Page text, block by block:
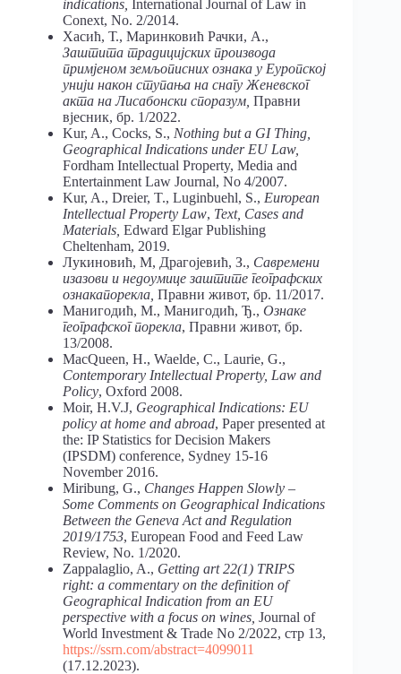
indications, International Journal of Law in
Conext, No. 2/2014.
Хасић, Т., Маринковић Рачки, А.,
Заштита традицијских производа
примјеном земљописних ознака у Еуропској
унији након ступања на снагу Женевског
акта на Лисабонски споразум, Правни
вјесник, бр. 1/2022.
Kur, A., Cocks, S., Nothing but a GI Thing,
Geographical Indications under EU Law,
Fordham Intellectual Property, Media and
Entertainment Law Journal, No 4/2007.
Kur, A., Dreier, T., Luginbuehl, S., European
Intellectual Property Law, Text, Cases and
Materials, Edward Elgar Publishing
Cheltenham, 2019.
Лукиновић, М, Драгојевић, З., Савремени
изазови и недоумице заштите географских
ознакапорекла, Правни живот, бр. 11/2017.
Манигодић, М., Манигодић, Ђ., Ознаке
географског порекла, Правни живот, бр.
13/2008.
MacQueen, H., Waelde, C., Laurie, G.,
Contemporary Intellectual Property, Law and
Policy, Oxford 2008.
Moir, H.V.J, Geographical Indications: EU
policy at home and abroad, Paper presented at
the: IP Statistics for Decision Makers
(IPSDM) conference, Sydney 15-16
November 2016.
Miribung, G., Changes Happen Slowly –
Some Comments on Geographical Indications
Between the Geneva Act and Regulation
2019/1753, European Food and Feed Law
Review, No. 1/2020.
Zappalaglio, A., Getting art 22(1) TRIPS
right: a commentary on the definition of
Geographical Indication from an EU
perspective with a focus on wines, Journal of
World Investment & Trade No 2/2022, стр 13,
https://ssrn.com/abstract=4099011
(17.12.2023).